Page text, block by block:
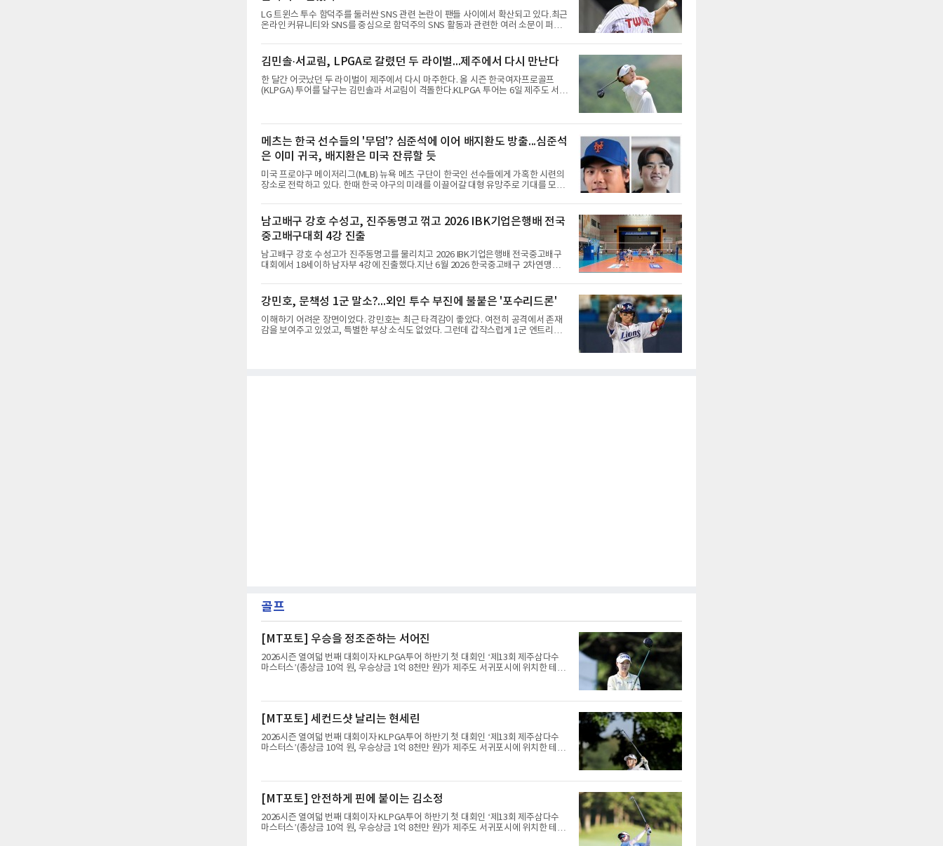
LG 트윈스 투수 함덕주를 둘러싼 SNS 관련 논란이 팬들 사이에서 확산되고 있다.최근
온라인 커뮤니티와 SNS를 중심으로 함덕주의 SNS 활동과 관련한 여러 소문이 퍼지
LG 공식 계정 '언팔' 및 관련 게시물을 정리하고 친정팀 두산 베어스 계정을 팔로우하
고 두산과 관련된 흔적만 남겼다는 주장이 나오고 있다. 또한 상대 팀 선수의 홈런 릴스
에 '좋아요'를 눌렀다는 이야기도 전해지고 있다.하지만 해당 행동들이 실재했는지 여
부는 확인되지 않았다. 시점과 의도 역시 불분명하다. 그럼에도 팬들 사이에서 논란이
커진 이유는 그가 LG 이적 후 부상과 재활로
김민솔·서교림, LPGA로 갈렸던 두 라이벌...제주에서 다시 만난다
한 달간 어긋났던 두 라이벌이 제주에서 다시 마주한다. 올 시즌 한국여자프로골프
(KLPGA) 투어를 달구는 김민솔과 서교림이 격돌한다.KLPGA 투어는 6일 제주도 서귀
자체가 화제다. 올 시즌 3승으로 대상 포인트(313점), 상금(9억8천400만원), 평균 타
지난 7월 5일 롯데 오픈 이후 한 달 만이다. 그동안 김민솔이 하이원리조트 여자오픈에
나설 때 서교림은 LPGA 에비앙 챔피언십에, 서교림
메츠는 한국 선수들의 '무덤'? 심준석에 이어 배지환도 방출...심준석
은 이미 귀국, 배지환은 미국 잔류할 듯
미국 프로야구 메이저리그(MLB) 뉴욕 메츠 구단이 한국인 선수들에게 가혹한 시련의
장소로 전락하고 있다. 한때 한국 야구의 미래를 이끌어갈 대형 유망주로 기대를 모았
하 마이너리그에서 방출 통보를 받는 아픔을 겪었다. 두 선수의 동반 이탈은 메츠 구단
이 유독 한국 선수들에게 '기회의 땅'이 아닌 '무덤'처럼 작용하고 있음을 방증하고 있
다.고교 시절 시속 160km에 달하는 강속구로 큰 스포트라이트를 받았던 심준석은 루
키리그에서 메츠 구단으로부터 방출 조치됐다. 피츠버그 파이리츠와 마이애미 말린스
를 거쳐 메츠에 둥지를 틀며 반등을 노렸으나
남고배구 강호 수성고, 진주동명고 꺾고 2026 IBK기업은행배 전국
중고배구대회 4강 진출
남고배구 강호 수성고가 진주동명고를 물리치고 2026 IBK기업은행배 전국중고배구
대회에서 18세이하 남자부 4강에 진출했다.지난 6월 2026 한국중고배구 2차연맹전
동명고를 상대로 공격력이 호조를 보이며 세트스코어 3-1(25-19, 25-22, 21-25, 25-
23)으로 꺾었다. 인하부고도 부산동성고를 맞아 뛰어난 조직력을 바탕으로 삼아 3-
0(25-19, 25-19, 25-23)으로 완승을 거두고 4강에 합류했다. .한편 18세이하 여자부 4
강은 중앙여고-일신여상, 광주체고-선명여고의 대결로 좁혀졌다. ◇4일 전적
강민호, 문책성 1군 말소?...외인 투수 부진에 불붙은 '포수리드론'
이해하기 어려운 장면이었다. 강민호는 최근 타격감이 좋았다. 여전히 공격에서 존재
감을 보여주고 있었고, 특별한 부상 소식도 없었다. 그런데 갑작스럽게 1군 엔트리에
골프
[MT포토] 우승을 정조준하는 서어진
2026시즌 열여덟 번째 대회이자 KLPGA투어 하반기 첫 대회인 ‘제13회 제주삼다수
마스터스’(총상금 10억 원, 우승상금 1억 8천만 원)가 제주도 서귀포시에 위치한 테디
[MT포토] 세컨드샷 날리는 현세린
2026시즌 열여덟 번째 대회이자 KLPGA투어 하반기 첫 대회인 ‘제13회 제주삼다수
마스터스’(총상금 10억 원, 우승상금 1억 8천만 원)가 제주도 서귀포시에 위치한 테디
[MT포토] 안전하게 핀에 붙이는 김소정
2026시즌 열여덟 번째 대회이자 KLPGA투어 하반기 첫 대회인 ‘제13회 제주삼다수
마스터스’(총상금 10억 원, 우승상금 1억 8천만 원)가 제주도 서귀포시에 위치한 테디